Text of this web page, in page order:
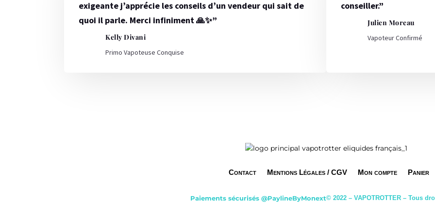
exigeante j’apprécie les conseils d’un vendeur qui sait de
quoi il parle. Merci infiniment 🙏✨”
Kelly Divani
Primo Vapoteuse Conquise
conseiller.”
Julien Moreau
Vapoteur Confirmé
Contact Mentions Légales / CGV Mon compte Panier
Paiements sécurisés @PaylineByMonext© 2022 – VAPOTROTTER – Tous